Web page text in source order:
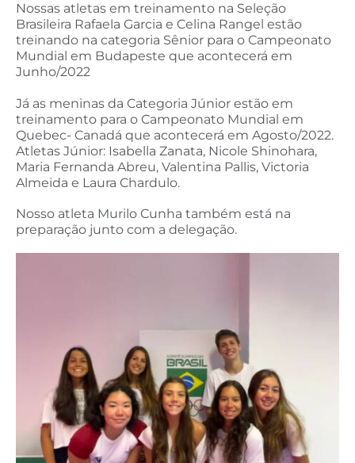
Nossas atletas em treinamento na Seleção
Brasileira Rafaela Garcia e Celina Rangel estão
treinando na categoria Sênior para o Campeonato
Mundial em Budapeste que acontecerá em
Junho/2022
Já as meninas da Categoria Júnior estão em
treinamento para o Campeonato Mundial em
Quebec- Canadá que acontecerá em Agosto/2022.
Atletas Júnior: Isabella Zanata, Nicole Shinohara,
Maria Fernanda Abreu, Valentina Pallis, Victoria
Almeida e Laura Chardulo.
Nosso atleta Murilo Cunha também está na
preparação junto com a delegação.